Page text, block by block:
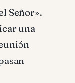
Señor».
una